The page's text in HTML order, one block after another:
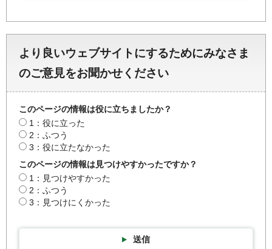
より良いウェブサイトにするためにみなさま
のご意見をお聞かせください
このページの情報は役に立ちましたか？
1：役に立った
2：ふつう
3：役に立たなかった
このページの情報は見つけやすかったですか？
1：見つけやすかった
2：ふつう
3：見つけにくかった
送信